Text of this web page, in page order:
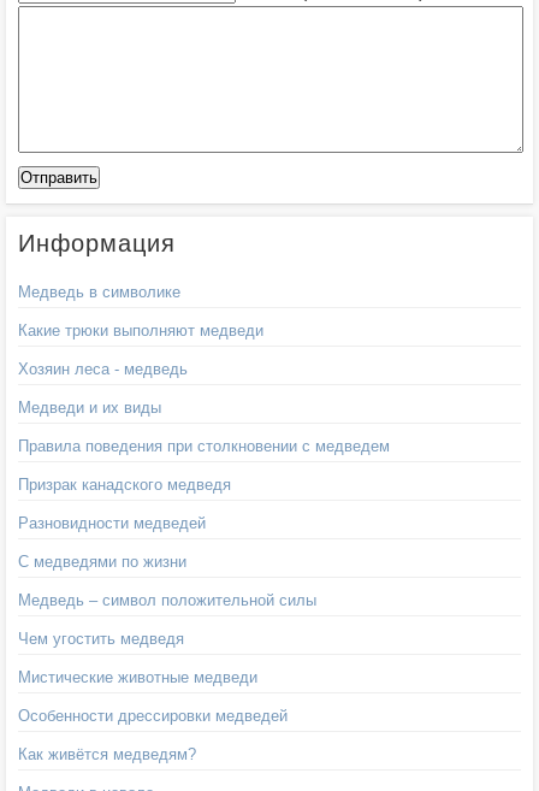
Информация
Медведь в символике
Какие трюки выполняют медведи
Хозяин леса - медведь
Медведи и их виды
Правила поведения при столкновении с медведем
Призрак канадского медведя
Разновидности медведей
С медведями по жизни
Медведь – символ положительной силы
Чем угостить медведя
Мистические животные медведи
Особенности дрессировки медведей
Как живётся медведям?